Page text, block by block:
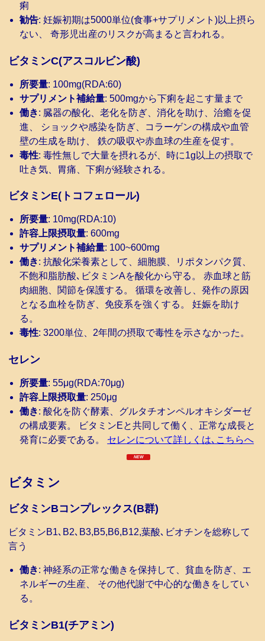
痢
勧告: 妊娠初期は5000単位(食事+サプリメント)以上摂ら
ない、 奇形児出産のリスクが高まると言われる。
ビタミンC(アスコルビン酸)
所要量: 100mg(RDA:60)
サプリメント補給量: 500mgから下痢を起こす量まで
働き: 臓器の酸化、老化を防ぎ、消化を助け、治癒を促
進、 ショックや感染を防ぎ、コラーゲンの構成や血管
壁の生成を助け、 鉄の吸収や赤血球の生産を促す。
毒性: 毒性無しで大量を摂れるが、時に1g以上の摂取で
吐き気、胃痛、下痢が経験される。
ビタミンE(トコフェロール)
所要量: 10mg(RDA:10)
許容上限摂取量: 600mg
サプリメント補給量: 100~600mg
働き: 抗酸化栄養素として、細胞膜、リポタンパク質、
不飽和脂肪酸､ビタミンAを酸化から守る。 赤血球と筋
肉細胞、関節を保護する。 循環を改善し、発作の原因
となる血栓を防ぎ、免疫系を強くする。 妊娠を助け
る。
毒性: 3200単位、2年間の摂取で毒性を示さなかった。
セレン
所要量: 55μg(RDA:70μg)
許容上限摂取量: 250μg
働き: 酸化を防ぐ酵素、グルタチオンペルオキシダーゼ
の構成要素。 ビタミンEと共同して働く、正常な成長と
発育に必要である。 セレンについて詳しくは､こちらへ
ビタミン
ビタミンBコンプレックス(B群)
ビタミンB1､B2､B3,B5,B6,B12,葉酸､ビオチンを総称して
言う
働き: 神経系の正常な働きを保持して、貧血を防ぎ、エ
ネルギーの生産、 その他代謝で中心的な働きをしてい
る。
ビタミンB1(チアミン)